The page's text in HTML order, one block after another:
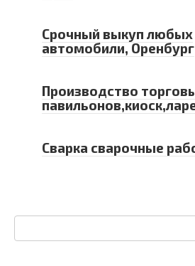
Срочный выкуп любых
автомобили, Оренбург
Производство
Сварка сварочные